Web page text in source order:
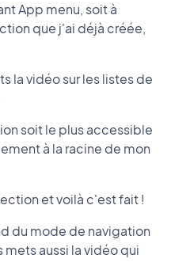
App menu, soit à
que j'ai déjà créée,
la vidéo sur les listes de
soit le plus accessible
à la racine de mon
et voilà c'est fait !
du mode de navigation
mets aussi la vidéo qui